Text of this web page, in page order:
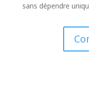
sans dépendre